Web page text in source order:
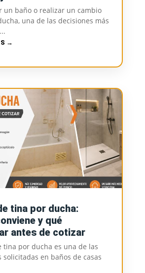
un baño o realizar un cambio
una de las decisiones más
tina por ducha:
y qué
antes de cotizar
tina por ducha es una de las
solicitadas en baños de casas